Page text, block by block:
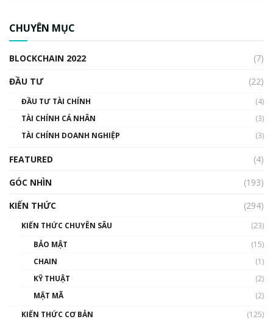
00:02:14
Nhìn lại năm 2022: Những sự kiện ảnh hưởng
đến hệ sinh thái tiền mã hoá | Phổ cập
00:43:47
CHUYÊN MỤC
BLOCKCHAIN 2022
(7)
ĐẦU TƯ
(22)
ĐẦU TƯ TÀI CHÍNH
(4)
TÀI CHÍNH CÁ NHÂN
(3)
TÀI CHÍNH DOANH NGHIỆP
(3)
FEATURED
(4)
GÓC NHÌN
(193)
KIẾN THỨC
(294)
KIẾN THỨC CHUYÊN SÂU
(23)
BẢO MẬT
(15)
CHAIN
(1)
KỸ THUẬT
(2)
MẬT MÃ
(2)
KIẾN THỨC CƠ BẢN
(125)